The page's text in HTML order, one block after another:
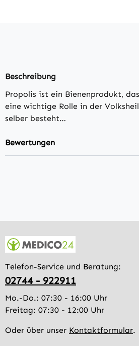
Beschreibung
Propolis ist ein Bienenprodukt,
eine wichtige Rolle in der
selber besteht…
Bewertungen
Telefon-Service und Beratung:
02744 - 922911
Mo.-Do.: 07:30 - 16:00 Uhr
Freitag: 07:30 - 12:00 Uhr
Oder über unser Kontaktformular.